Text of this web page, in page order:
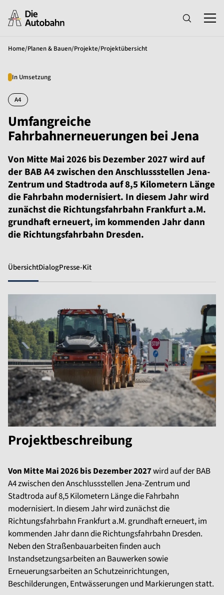
Home/Planen & Bauen/Projekte/Projektübersicht
In Umsetzung
A4
Umfangreiche
Fahrbahnerneuerungen bei Jena
Von Mitte Mai 2026 bis Dezember 2027 wird auf
der BAB A4 zwischen den Anschlussstellen Jena-
Zentrum und Stadtroda auf 8,5 Kilometern Länge
die Fahrbahn modernisiert. In diesem Jahr wird
zunächst die Richtungsfahrbahn Frankfurt a.M.
grundhaft erneuert, im kommenden Jahr dann
die Richtungsfahrbahn Dresden.
ÜbersichtDialogPresse-Kit
Projektbeschreibung
Von Mitte Mai 2026 bis Dezember 2027wird auf der BAB
A4 zwischen den Anschlussstellen Jena-Zentrum und
Stadtroda auf 8,5 Kilometern Länge die Fahrbahn
modernisiert. In diesem Jahr wird zunächst die
Richtungsfahrbahn Frankfurt a.M. grundhaft erneuert, im
kommenden Jahr dann die Richtungsfahrbahn Dresden.
Neben den Straßenbauarbeiten finden auch
Instandsetzungsarbeiten an Bauwerken sowie
Erneuerungsarbeiten an Schutzeinrichtungen,
Beschilderungen, Entwässerungen und Markierungen statt.